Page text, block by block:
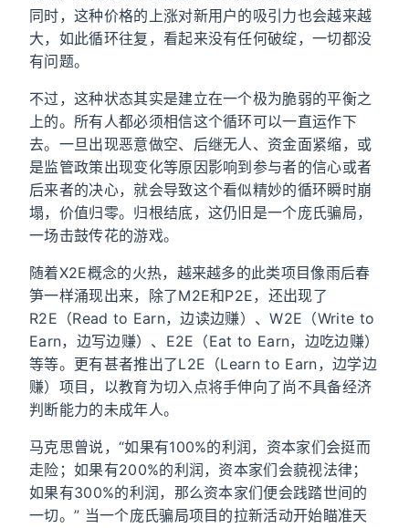
同时，这种价格的上涨对新用户的吸引力也会越来越
大，如此循环往复，看起来没有任何破绽，一切都没
有问题。
不过，这种状态其实是建立在一个极为脆弱的平衡之
上的。所有人都必须相信这个循环可以一直运作下
去。一旦出现恶意做空、后继无人、资金面紧缩，或
是监管政策出现变化等原因影响到参与者的信心或者
后来者的决心，就会导致这个看似精妙的循环瞬时崩
塌，价值归零。归根结底，这仍旧是一个庞氏骗局，
一场击鼓传花的游戏。
随着X2E概念的火热，越来越多的此类项目像雨后春
笋一样涌现出来，除了M2E和P2E，还出现了
R2E（Read to Earn，边读边赚）、W2E（Write to
Earn，边写边赚）、E2E（Eat to Earn，边吃边赚）
等等。更有甚者推出了L2E（Learn to Earn，边学边
赚）项目，以教育为切入点将手伸向了尚不具备经济
判断能力的未成年人。
马克思曾说，“如果有100%的利润，资本家们会挺而
走险；如果有200%的利润，资本家们会藐视法律；
如果有300%的利润，那么资本家们便会践踏世间的
一切。” 当一个庞氏骗局项目的拉新活动开始瞄准天